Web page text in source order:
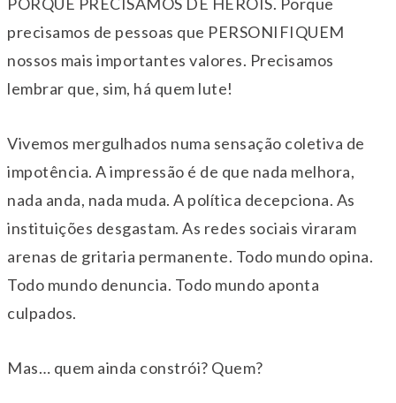
precisamos de pessoas que PERSONIFIQUEM
nossos mais importantes valores. Precisamos
lembrar que, sim, há quem lute!
Vivemos mergulhados numa sensação coletiva de
impotência. A impressão é de que nada melhora,
nada anda, nada muda. A política decepciona. As
instituições desgastam. As redes sociais viraram
arenas de gritaria permanente. Todo mundo opina.
Todo mundo denuncia. Todo mundo aponta
culpados.
Mas… quem ainda constrói? Quem?